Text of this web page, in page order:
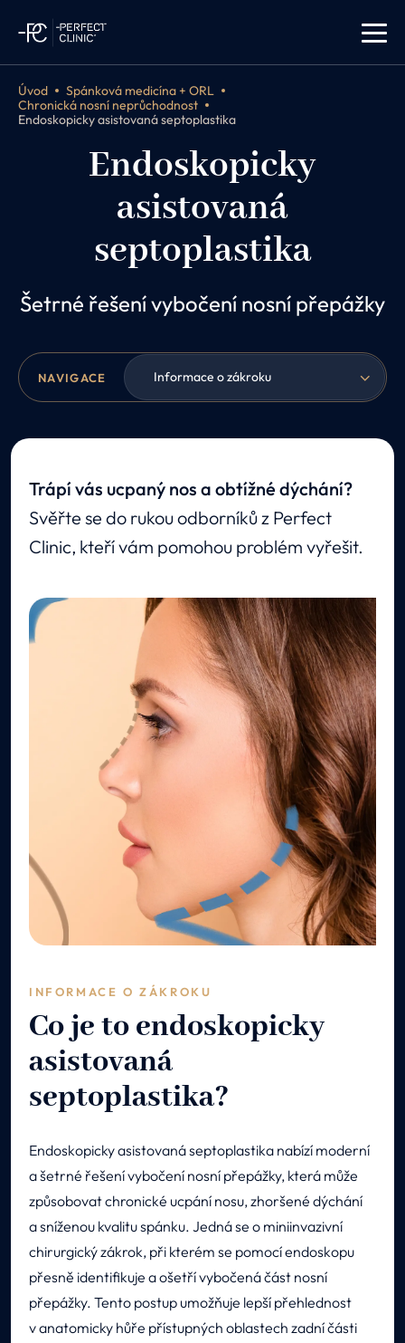
Úvod
Spánková medicína + ORL
Chronická nosní neprůchodnost
Endoskopicky asistovaná septoplastika
Endoskopicky
asistovaná
septoplastika
Šetrné řešení vybočení nosní přepážky
NAVIGACE Informace o zákroku
Trápí vás ucpaný nos a obtížné dýchání?
Svěřte se do rukou odborníků z Perfect
Clinic, kteří vám pomohou problém vyřešit.
INFORMACE O ZÁKROKU
Co je to endoskopicky
asistovaná
septoplastika?
Endoskopicky asistovaná septoplastika nabízí moderní
a šetrné řešení vybočení nosní přepážky, která může
způsobovat chronické ucpání nosu, zhoršené dýchání
a sníženou kvalitu spánku. Jedná se o miniinvazivní
chirurgický zákrok, při kterém se pomocí endoskopu
přesně identifikuje a ošetří vybočená část nosní
přepážky. Tento postup umožňuje lepší přehlednost
v anatomicky hůře přístupných oblastech zadní části